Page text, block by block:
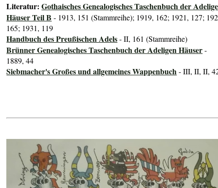
Literatur:Gothaisches Genealogisches Taschenbuch der
Häuser Teil B - 1913, 151 (Stammreihe); 1919, 162; 1921, 127;
165; 1931, 119
Handbuch des Preußischen Adels- II, 161 (Stammreihe)
Brünner Genealogisches Taschenbuch der Adeligen Häuser-
1889, 44
Siebmacher's Großes und allgemeines Wappenbuch- III, II, II,